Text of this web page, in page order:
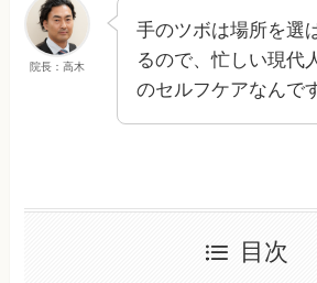
院長：高木
手のツボは場所を選
るので、忙しい現代
のセルフケアなんで
目次